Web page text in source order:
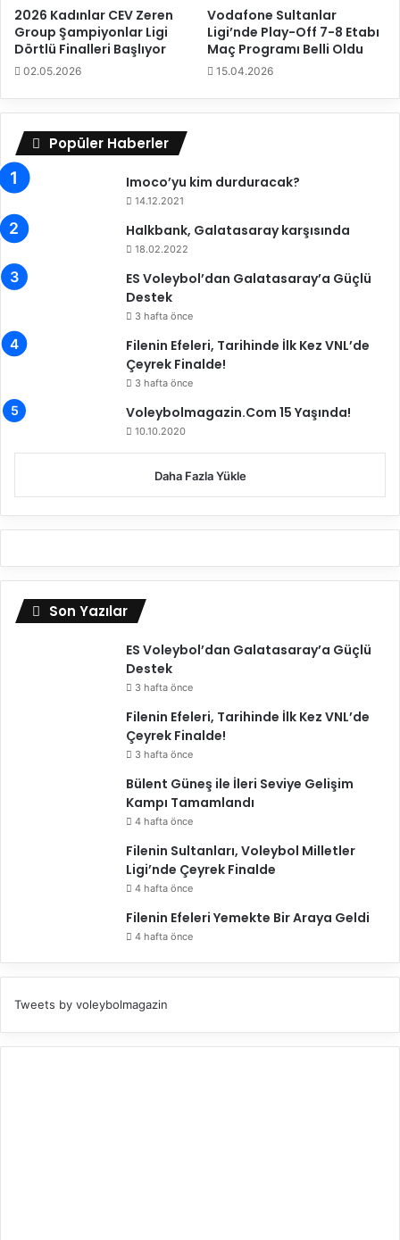
i
n
p
o
n
o
r
l
u
k
a
n
l
m
a
ı
n
i
l
d
ı
o
n
r
K
u
p
a
s
ı
A
k
a
’
d
O
y
a
a
c
a
2026 Kadınlar CEV Zeren
Group Şampiyonlar Ligi
Dörtlü Finalleri Başlıyor
02.05.2026
Vodafone Sultanlar
Ligi’nde Play-Off 7-8 Etabı
Maç Programı Belli Oldu
15.04.2026
Popüler Haberler
Imoco’yu kim durduracak?
14.12.2021
Halkbank, Galatasaray karşısında
18.02.2022
ES Voleybol’dan Galatasaray’a Güçlü
Destek
3 hafta önce
Filenin Efeleri, Tarihinde İlk Kez VNL’de
Çeyrek Finalde!
3 hafta önce
Voleybolmagazin.Com 15 Yaşında!
10.10.2020
Daha Fazla Yükle
Son Yazılar
ES Voleybol’dan Galatasaray’a Güçlü
Destek
3 hafta önce
Filenin Efeleri, Tarihinde İlk Kez VNL’de
Çeyrek Finalde!
3 hafta önce
Bülent Güneş ile İleri Seviye Gelişim
Kampı Tamamlandı
4 hafta önce
Filenin Sultanları, Voleybol Milletler
Ligi’nde Çeyrek Finalde
4 hafta önce
Filenin Efeleri Yemekte Bir Araya Geldi
4 hafta önce
Tweets by voleybolmagazin